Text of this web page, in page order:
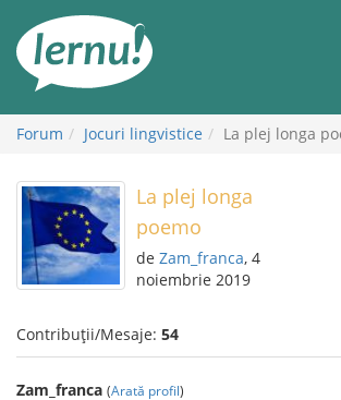
conținut
Forum Jocuri lingvistice La plej longa
La plej longa
poemo
de Zam_franca, 4
noiembrie 2019
Contribuții/Mesaje: 54
Zam_franca (Arată profil)